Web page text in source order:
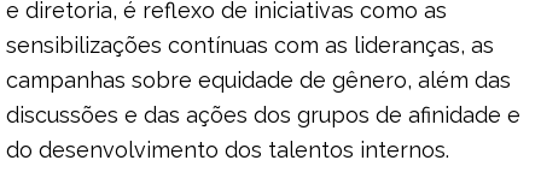
e diretoria, é reflexo de iniciativas como as
sensibilizações contínuas com as lideranças, as
campanhas sobre equidade de gênero, além das
discussões e das ações dos grupos de afinidade e
do desenvolvimento dos talentos internos.